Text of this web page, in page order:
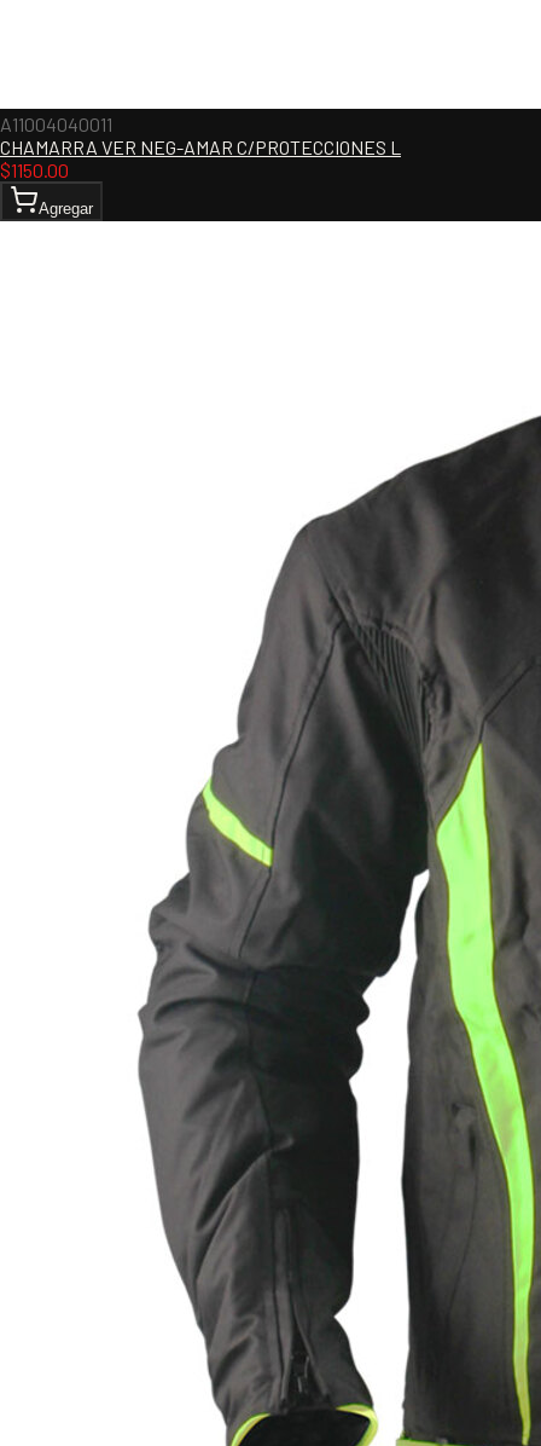
A11004040011
CHAMARRA VER NEG-AMAR C/PROTECCIONES L
$1150.00
Agregar